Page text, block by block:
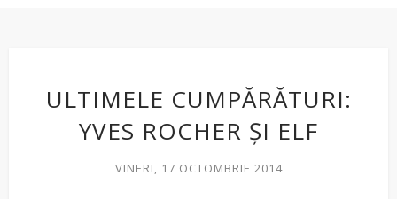
ULTIMELE CUMPĂRĂTURI:
YVES ROCHER ȘI ELF
VINERI, 17 OCTOMBRIE 2014